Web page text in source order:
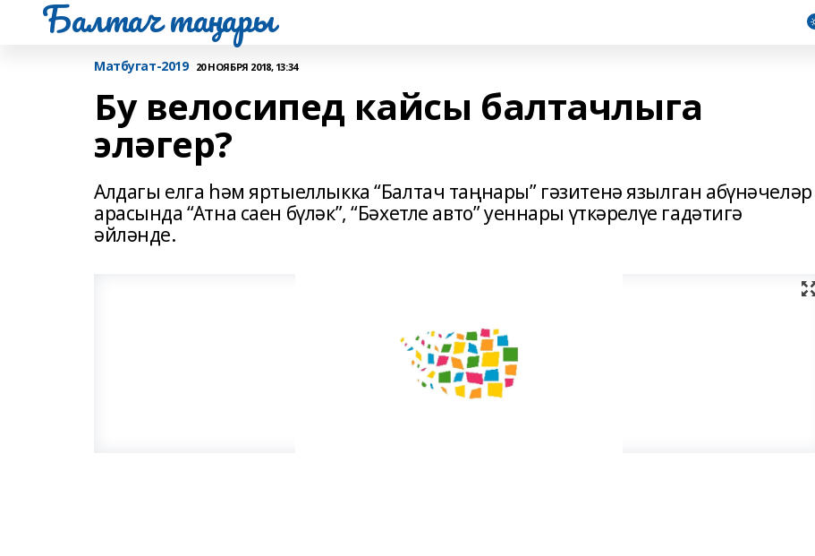
Балтач таңнары
Матбугат-2019 20 НОЯБРЯ 2018, 13:34
Бу велосипед кайсы балтачлыга
эләгер?
Алдагы елга һәм яртыеллыкка “Балтач таңнары” гәзитенә язылган абүнәчеләр
арасында “Атна саен бүләк”, “Бәхетле авто” уеннары үткәрелүе гадәтигә
әйләнде.